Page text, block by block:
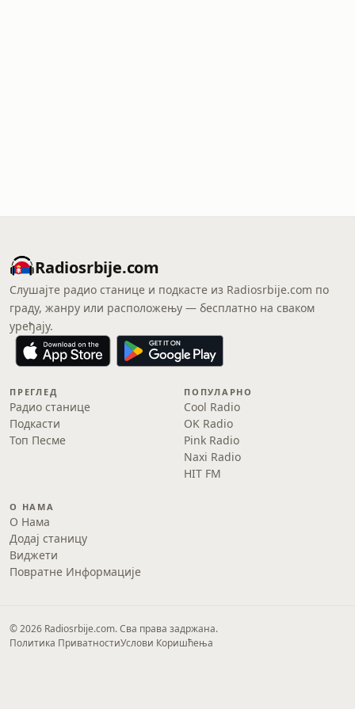
Radiosrbije.com
Слушајте радио станице и подкасте из Radiosrbije.com по
граду, жанру или расположењу — бесплатно на сваком
уређају.
ПРЕГЛЕД
Радио станице
Подкасти
Топ Песме
ПОПУЛАРНО
Cool Radio
OK Radio
Pink Radio
Naxi Radio
HIT FM
О НАМА
О Нама
Додај станицу
Виджети
Повратне Информације
© 2026 Radiosrbije.com. Сва права задржана.
Политика ПриватностиУслови Коришћења